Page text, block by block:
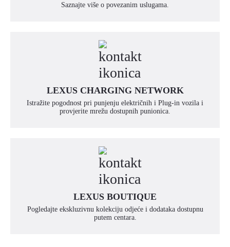
Saznajte više o povezanim uslugama.
LEXUS CHARGING NETWORK
Istražite pogodnost pri punjenju električnih i Plug-in vozila i
provjerite mrežu dostupnih punionica.
LEXUS BOUTIQUE
Pogledajte ekskluzivnu kolekciju odjeće i dodataka dostupnu
putem centara.